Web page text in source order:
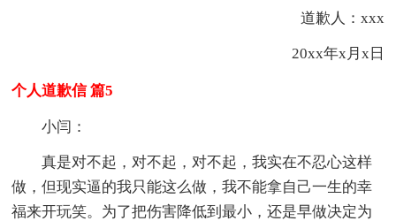
道歉人：xxx
20xx年x月x日
个人道歉信 篇5
小闫：
真是对不起，对不起，对不起，我实在不忍心这样
做，但现实逼的我只能这么做，我不能拿自己一生的幸
福来开玩笑。为了把伤害降低到最小，还是早做决定为